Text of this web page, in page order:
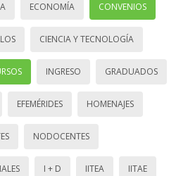
ECONOMÍA CONVENIOS
CIENCIA Y TECNOLOGÍA
INGRESO GRADUADOS
EFEMÉRIDES HOMENAJES
NODOCENTES
I + D IITEA IITAE